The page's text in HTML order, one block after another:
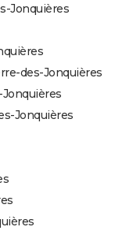
Jonquières
des-Jonquières
Jonquières